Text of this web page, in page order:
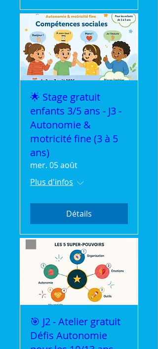
🌟 Stage gratuit
enfants 3/5 ans - J3 -
Autonomie &
motricité fine (3 à 5
ans)
mer. 05 août
Plus d'infos
Détails
🎯 J2 - Atelier gratuit
Défis Autonomie